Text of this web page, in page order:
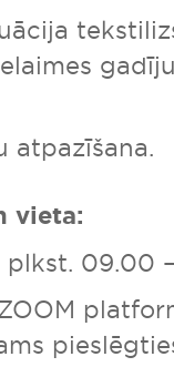
atpazīšana.
vieta:
plkst. 09.00